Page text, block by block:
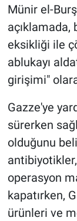
Münir el-
eksikliği ile
ablukayı
girişimi"
Gazze'ye
sürerken
olduğunu
operasyon
kapatırken,
ürünleri ve